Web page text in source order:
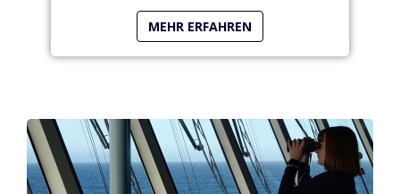
MEHR ERFAHREN